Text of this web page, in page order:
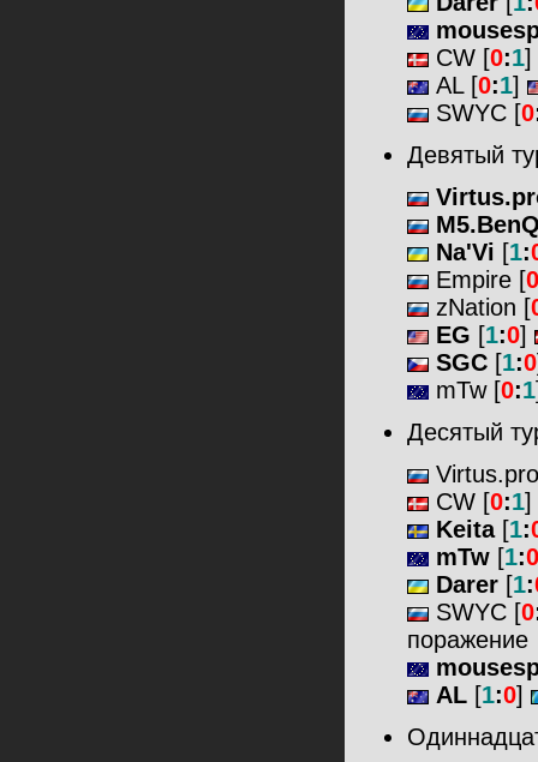
CW [0:1]
AL [0:1]
SWYC [0
Девятый
Na'Vi [1:
Empire [0
zNation [
EG [1:0]
SGC [1:0
mTw [0:1
Десятый
Virtus.pro
CW [0:1]
Keita[1:
mTw [1:0
Darer [1:
SWYC [0
поражение
AL [1:0]